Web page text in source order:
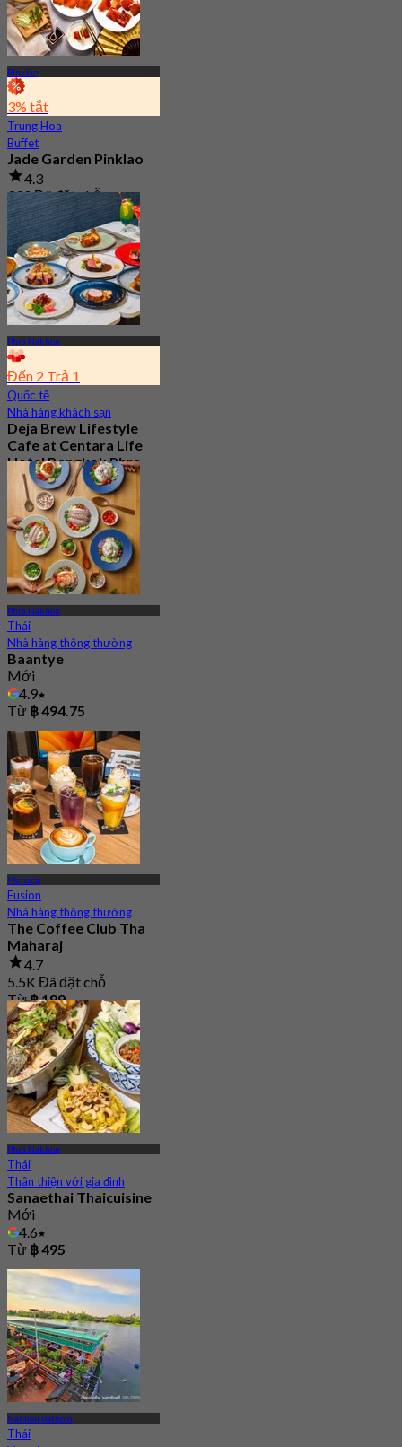
Pinklao
3% tắt
Trung Hoa
Buffet
Jade Garden Pinklao
4.3
330 Đã đặt chỗ
Từ฿ 639
Phra Nakhon
Đến 2 Trả 1
Quốc tế
Nhà hàng khách sạn
Deja Brew Lifestyle
Cafe at Centara Life
Hotel Bangkok Phra
Nakhon
4.7
13.3K Đã đặt chỗ
Từ฿ 129
Phra Nakhon
Thái
Nhà hàng thông thường
Baantye
Mới
4.9
Từ ฿ 494.75
Maharaj
Fusion
Nhà hàng thông thường
The Coffee Club Tha
Maharaj
4.7
5.5K Đã đặt chỗ
Từ฿ 189
Phra Nakhon
Thái
Thân thiện với gia đình
Sanaethai Thaicuisine
Mới
4.6
Từ ฿ 495
Nakhon Pathom
Thái